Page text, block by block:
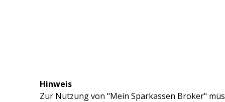
Hinweis
Zur Nutzung von "Mein Sparkassen Broker"